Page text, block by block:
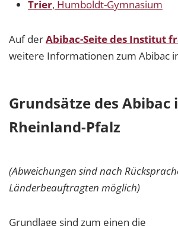
Trier, Humboldt-Gymnasium
Auf derAbibac-Seite des Institut
weitere Informationen zum Abibac
Grundsätze des Abibac
Rheinland-Pfalz
(Abweichungen sind nach
Länderbeauftragten möglich)
Grundlage sind zum einen die